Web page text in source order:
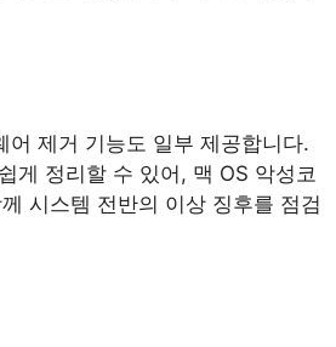
제거 기능도 일부 제공합니다.
게 정리할 수 있어, 맥 OS 악성코
시스템 전반의 이상 징후를 점검